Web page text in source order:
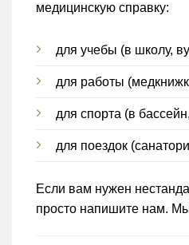
медицинскую справку:
для учебы (в школу,
для работы
для спорта (в
для поездок
Если вам нужен
просто напишите нам.